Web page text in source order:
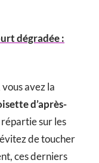
dégradée :
avez la
d’après-
sur les
de toucher
ces derniers